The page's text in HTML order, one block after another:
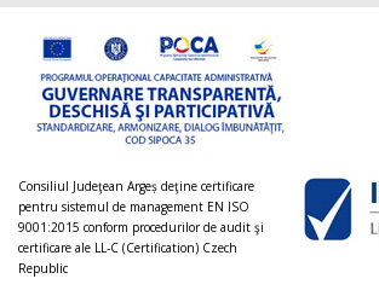
Consiliul Judeţean Argeș deţine certificare
pentru sistemul de management EN ISO
9001:2015 conform procedurilor de audit şi
certificare ale LL-C (Certification) Czech
Republic